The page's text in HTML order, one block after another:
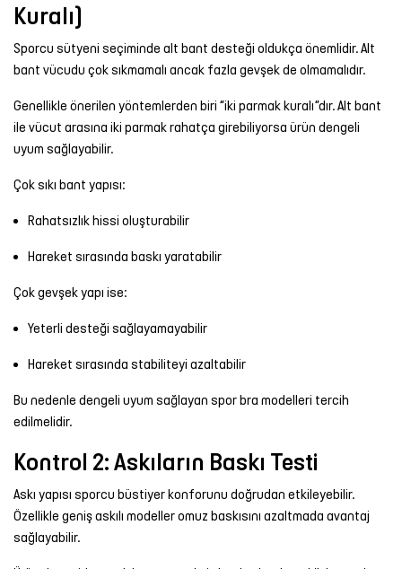
Kuralı)
Sporcu sütyeni seçiminde alt bant desteği oldukça önemlidir. Alt
bant vücudu çok sıkmamalı ancak fazla gevşek de olmamalıdır.
Genellikle önerilen yöntemlerden biri “iki parmak kuralı”dır. Alt bant
ile vücut arasına iki parmak rahatça girebiliyorsa ürün dengeli
uyum sağlayabilir.
Çok sıkı bant yapısı:
Rahatsızlık hissi oluşturabilir
Hareket sırasında baskı yaratabilir
Çok gevşek yapı ise:
Yeterli desteği sağlayamayabilir
Hareket sırasında stabiliteyi azaltabilir
Bu nedenle dengeli uyum sağlayan spor bra modelleri tercih
edilmelidir.
Kontrol 2: Askıların Baskı Testi
Askı yapısı sporcu büstiyer konforunu doğrudan etkileyebilir.
Özellikle geniş askılı modeller omuz baskısını azaltmada avantaj
sağlayabilir.